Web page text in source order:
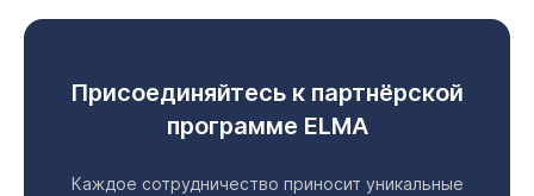
Присоединяйтесь к партнёрской
программе ELMA
Каждое сотрудничество приносит уникальные